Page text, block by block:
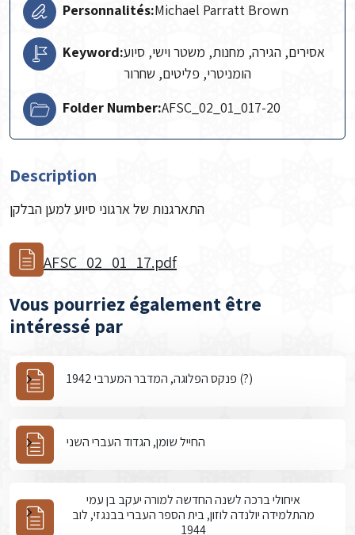
Personnalités:Michael Parratt Brown
Keyword:אסירים, הגירה, מחנות, משטר וישי, סיוע
הומניטרי, פליטים, שחרור
Folder Number:AFSC_02_01_017-20
Description
התארגנות של ארגוני סיוע למען הבלקן
AFSC_02_01_17.pdf
Vous pourriez également être
intéressé par
פנקס הפלוגה, המדבר המערבי 1942 (?)
החייל שומן, הגדוד העברי השני
איחולי ברכה לשנה החדשה למורה יעקב בן עמי
מהתלמידה יולנדה לוזון, בית הספר העברי בבנגזי, לוב
1944